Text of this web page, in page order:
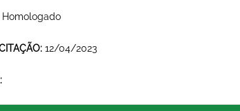
Homologado
12/04/2023